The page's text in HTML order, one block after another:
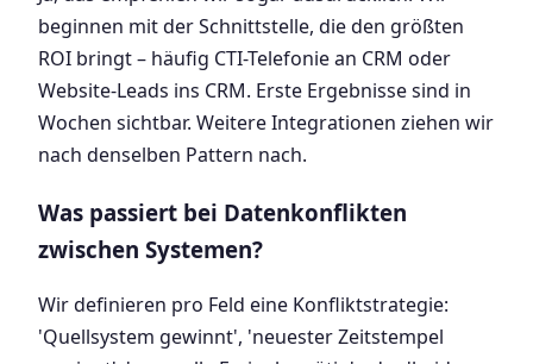
beginnen mit der Schnittstelle, die den größten
ROI bringt – häufig CTI-Telefonie an CRM oder
Website-Leads ins CRM. Erste Ergebnisse sind in
Wochen sichtbar. Weitere Integrationen ziehen wir
nach denselben Pattern nach.
Was passiert bei Datenkonflikten
zwischen Systemen?
Wir definieren pro Feld eine Konfliktstrategie:
'Quellsystem gewinnt', 'neuester Zeitstempel